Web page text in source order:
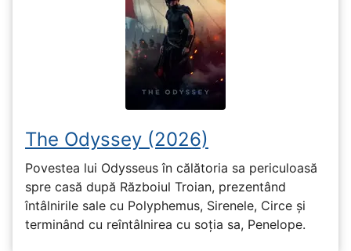
The Odyssey (2026)
Povestea lui Odysseus în călătoria sa periculoasă
spre casă după Războiul Troian, prezentând
întâlnirile sale cu Polyphemus, Sirenele, Circe și
terminând cu reîntâlnirea cu soția sa, Penelope.